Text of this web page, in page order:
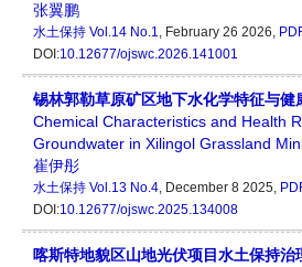
张翼鹏
水土保持 Vol.14 No.1, February 26 2026,
DOI:10.12677/ojswc.2026.141001
锡林郭勒草原矿区地下水化学特征与健
Chemical Characteristics and Health
Groundwater in Xilingol Grassland
崔伊彤
水土保持 Vol.13 No.4, December 8 2025,
DOI:10.12677/ojswc.2025.134008
喀斯特地貌区山地光伏项目水土保持